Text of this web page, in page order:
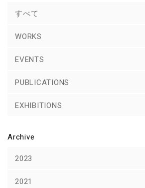
すべて
WORKS
EVENTS
PUBLICATIONS
EXHIBITIONS
Archive
2023
2021